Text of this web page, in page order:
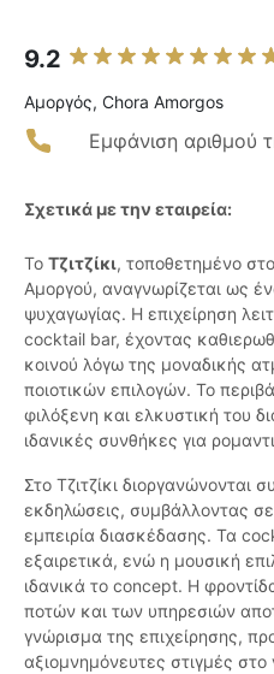
9.2
Αμοργός, Chora Amorgos
Εμφάνιση αριθμού
Σχετικά με την εταιρεία:
Το Τζιτζίκι, τοποθετημένο
Αμοργού, αναγνωρίζεται ως
ψυχαγωγίας. Η επιχείρηση
cocktail bar, έχοντας
κοινού λόγω της μοναδικής
ποιοτικών επιλογών. Το
φιλόξενη και ελκυστική του
ιδανικές συνθήκες για
Στο Τζιτζίκι διοργανώνονται
εκδηλώσεις, συμβάλλοντας
εμπειρία διασκέδασης. Τα
εξαιρετικά, ενώ η μουσική
ιδανικά το concept. Η
ποτών και των υπηρεσιών
γνώρισμα της επιχείρησης,
αξιομνημόνευτες στιγμές στο